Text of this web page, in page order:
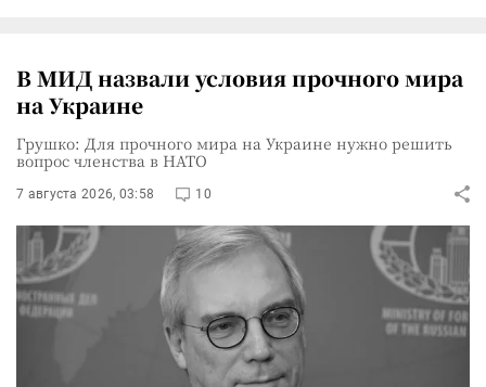
В МИД назвали условия прочного мира
на Украине
Грушко: Для прочного мира на Украине нужно решить
вопрос членства в НАТО
7 августа 2026, 03:58 10